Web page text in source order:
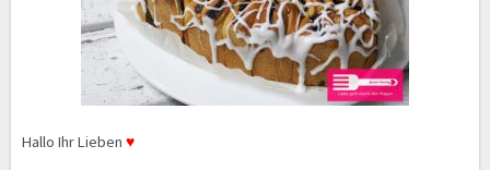
Hallo Ihr Lieben ♥